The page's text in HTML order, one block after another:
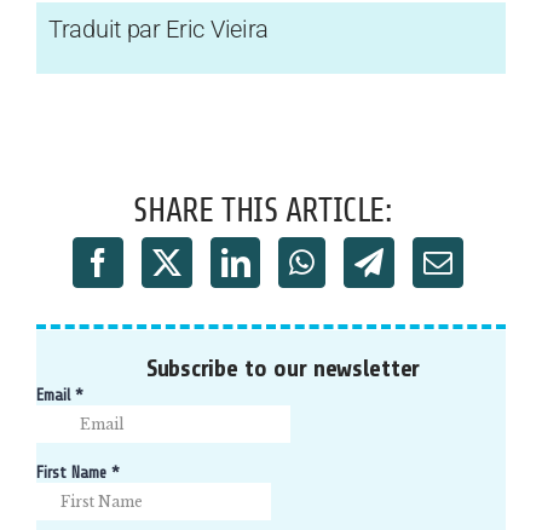
Traduit par Eric Vieira
SHARE THIS ARTICLE:
Subscribe to our newsletter